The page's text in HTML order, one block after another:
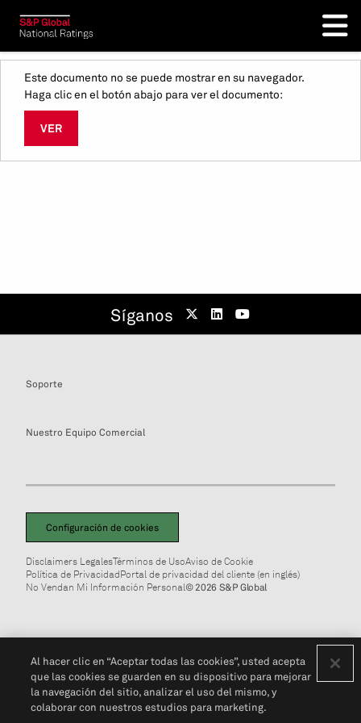
Este documento no se puede mostrar en su navegador.
Haga clic en el botón abajo para ver el documento:
VER
Síganos
Soporte
Nuestro Equipo Comercial
Configuración de cookies
Disclaimers LegalesTérminos de UsoAviso de Cookie
Política de PrivacidadPortal de privacidad del cliente (en inglés)
No Vendan Mi Información Personal© 2026 S&P Global
Al hacer clic en “Aceptar todas las cookies”, usted acepta
que las cookies se guarden en su dispositivo para mejorar
la navegación del sitio, analizar el uso del mismo, y
colaborar con nuestros estudios para marketing.